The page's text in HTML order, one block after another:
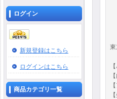
ログイン
新規登録はこちら
ログインはこちら
商品カテゴリ一覧
東